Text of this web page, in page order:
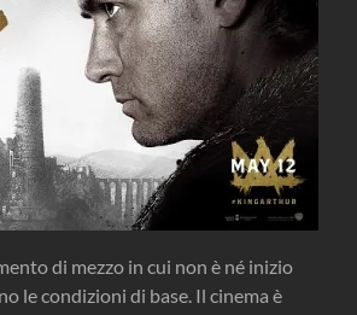
di mezzo in cui non è né inizio
le condizioni di base. Il cinema è